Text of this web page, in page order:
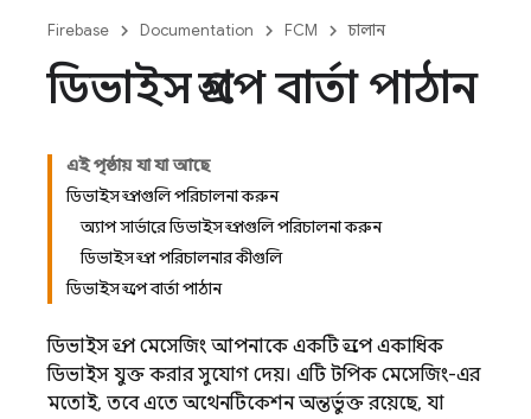
Firebase Documentation FCM চালান
ডিভাইস গ্রুপে বার্তা পাঠান
এই পৃষ্ঠায় যা যা আছে
ডিভাইস গ্রুপগুলি পরিচালনা করুন
অ্যাপ সার্ভারে ডিভাইস গ্রুপগুলি পরিচালনা করুন
ডিভাইস গ্রুপ পরিচালনার কীগুলি
ডিভাইস গ্রুপে বার্তা পাঠান
ডিভাইস গ্রুপ মেসেজিং আপনাকে একটি গ্রুপে একাধিক
ডিভাইস যুক্ত করার সুযোগ দেয়। এটি টপিক মেসেজিং-এর
মতোই, তবে এতে অথেনটিকেশন অন্তর্ভুক্ত রয়েছে, যা